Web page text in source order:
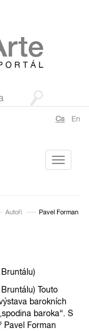
Cs En
Toggle
Autoři Pavel Forman
Touto
barokních
baroka“. S
Pavel Forman